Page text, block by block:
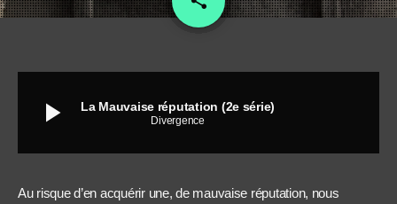
play_arrow La Mauvaise réputation (2e série)
Divergence
Au risque d’en acquérir une, de mauvaise réputation, nous